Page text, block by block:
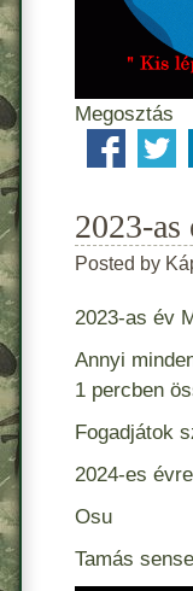
Megosztás
2023-
Posted by
2023-as év
Annyi
1 percben
Fogadjátok
2024-es
Osu
Tamás